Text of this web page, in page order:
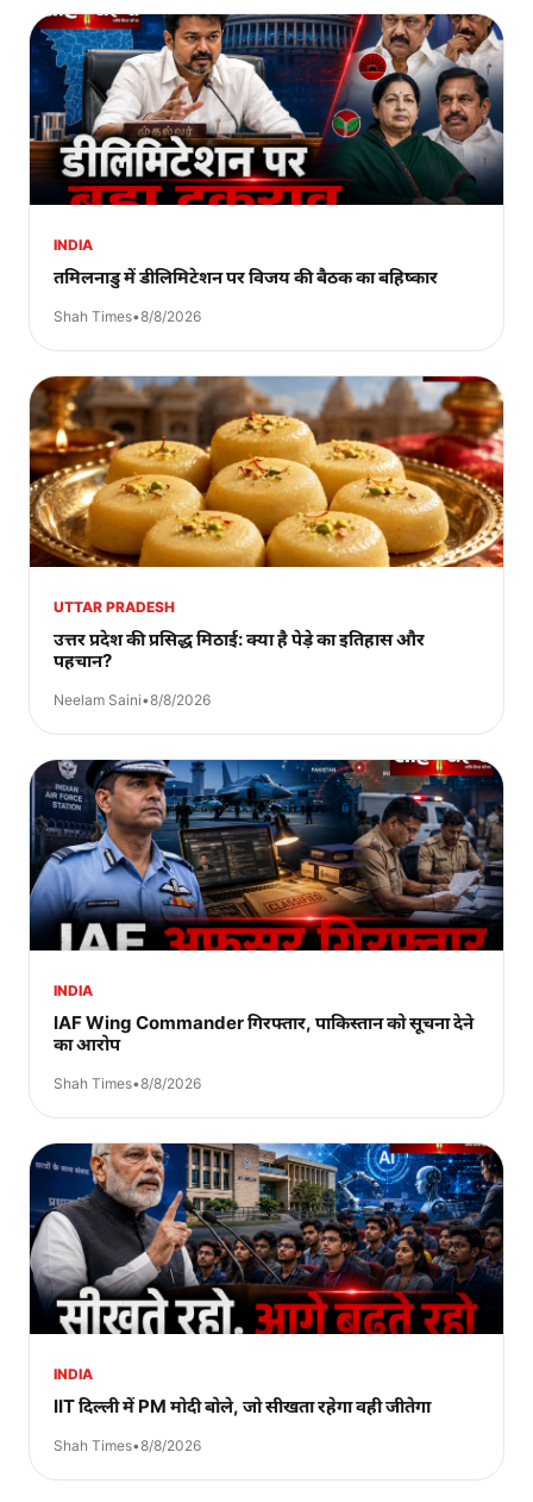
INDIA
तमिलनाडु में डीलिमिटेशन पर विजय की बैठक का बहिष्कार
Shah Times•8/8/2026
UTTAR PRADESH
उत्तर प्रदेश की प्रसिद्ध मिठाई: क्या है पेड़े का इतिहास और
पहचान?
Neelam Saini•8/8/2026
INDIA
IAF Wing Commander गिरफ्तार, पाकिस्तान को सूचना देने
का आरोप
Shah Times•8/8/2026
INDIA
IIT दिल्ली में PM मोदी बोले, जो सीखता रहेगा वही जीतेगा
Shah Times•8/8/2026